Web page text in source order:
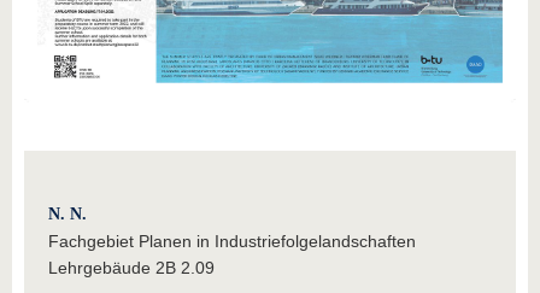
N. N.
Fachgebiet Planen in Industriefolgelandschaften
Lehrgebäude 2B 2.09